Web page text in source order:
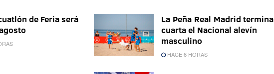
de Feria será
La Peña Real Madrid termina
cuarta el Nacional alevín
masculino
HACE 6 HORAS